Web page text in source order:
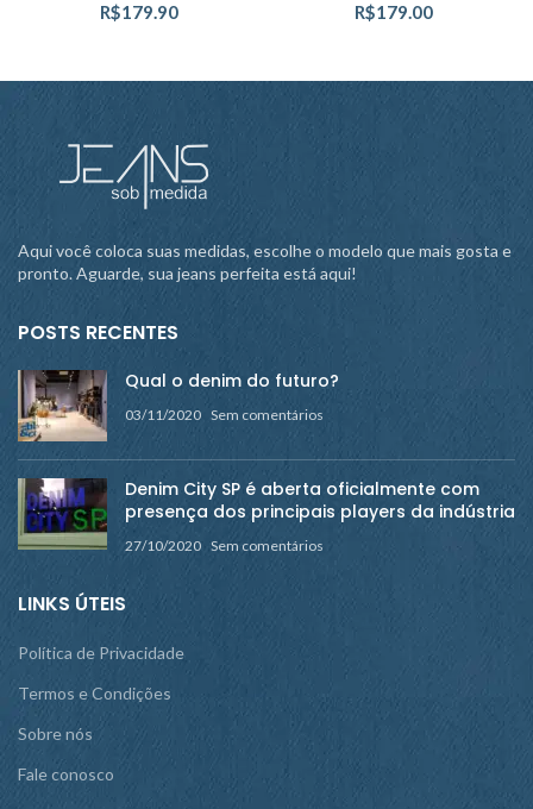
R$179.90 R$179.00
Aqui você coloca suas medidas, escolhe o modelo que mais gosta e
pronto. Aguarde, sua jeans perfeita está aqui!
POSTS RECENTES
Qual o denim do futuro?
03/11/2020 Sem comentários
Denim City SP é aberta oficialmente com
presença dos principais players da indústria
27/10/2020 Sem comentários
LINKS ÚTEIS
Política de Privacidade
Termos e Condições
Sobre nós
Fale conosco